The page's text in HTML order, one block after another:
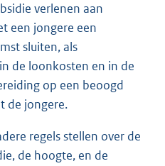
verlenen aan
een jongere een
sluiten, als
de loonkosten en in de
op een beoogd
de jongere.
regels stellen over de
de hoogte, en de